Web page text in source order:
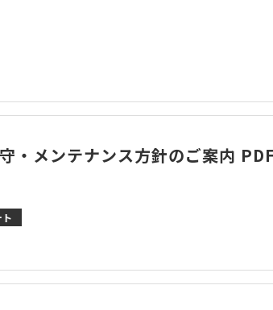
・メンテナンス方針のご案内 PDF